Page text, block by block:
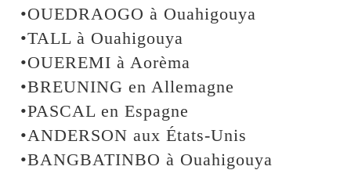
•OUEDRAOGO à Ouahigouya
•TALL à Ouahigouya
•OUEREMI à Aorèma
•BREUNING en Allemagne
•PASCAL en Espagne
•ANDERSON aux États-Unis
•BANGBATINBO à Ouahigouya